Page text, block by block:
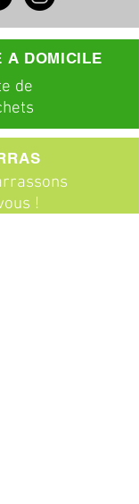
A DOMICILE
de
!